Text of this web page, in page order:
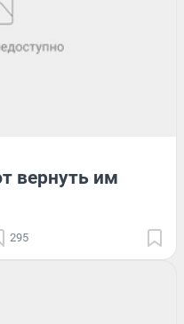
вернуть им
295